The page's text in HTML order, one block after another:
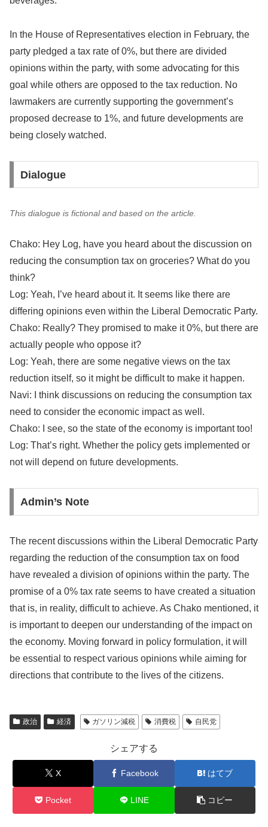
In the House of Representatives election in February, the
party pledged a tax rate of 0%, but there are divided
opinions within the party, with some advocating for this
goal while others are opposed to the tax reduction. No
lawmakers are currently supporting the government’s
proposed decrease to 1%, and future developments are
being closely watched.
Dialogue
This dialogue is fictional and based on the article.
Chako: Hey Log, have you heard about the discussion on
reducing the consumption tax on groceries? What do you
think?
Log: Yeah, I’ve heard about it. It seems like there are
differing opinions even within the Liberal Democratic Party.
Chako: Really? They promised to make it 0%, but there are
actually people who oppose it?
Log: Yeah, there are some negative views on the tax
reduction itself, so it might be difficult to make it happen.
Navi: I think discussions on reducing the consumption tax
need to consider the economic impact as well.
Chako: I see, so the state of the economy is important too!
Log: That’s right. Whether the policy gets implemented or
not will depend on future developments.
Admin’s Note
The recent discussions within the Liberal Democratic Party
regarding the reduction of the consumption tax on food
have revealed a division of opinions within the party. The
promise of a 0% tax rate seems to have created a situation
that is, in reality, difficult to achieve. As Chako mentioned, it
is important to deepen our understanding of the impact on
the economy. Moving forward in policy formulation, it will
be essential to respect various opinions while aiming for
directions that contribute to the lives of the citizens.
政治 経済 ガソリン減税 消費税 自民党
シェアする
X Facebook はてブ
Pocket LINE コピー